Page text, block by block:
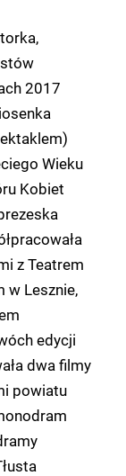
2017
Wieku
Kobiet
z Teatrem
w Lesznie,
edycji
dwa filmy
powiatu